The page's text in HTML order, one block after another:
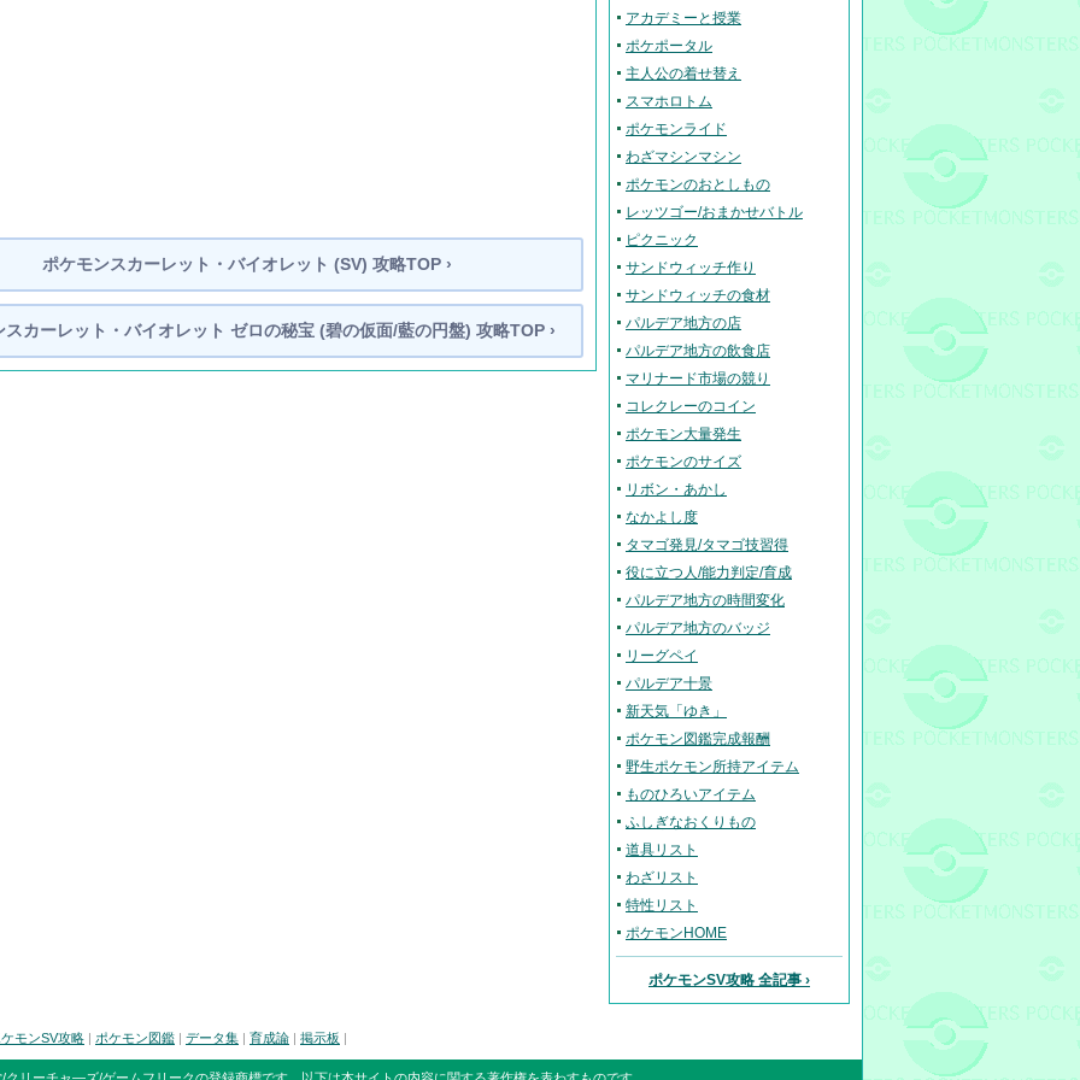
ポケモンスカーレット・バイオレット (SV) 攻略TOP ›
スカーレット・バイオレット ゼロの秘宝 (碧の仮面/藍の円盤) 攻略TOP ›
アカデミーと授業
ポケポータル
主人公の着せ替え
スマホロトム
ポケモンライド
わざマシンマシン
ポケモンのおとしもの
レッツゴー/おまかせバトル
ピクニック
サンドウィッチ作り
サンドウィッチの食材
パルデア地方の店
パルデア地方の飲食店
マリナード市場の競り
コレクレーのコイン
ポケモン大量発生
ポケモンのサイズ
リボン・あかし
なかよし度
タマゴ発見/タマゴ技習得
役に立つ人/能力判定/育成
パルデア地方の時間変化
パルデア地方のバッジ
リーグペイ
パルデア十景
新天気「ゆき」
ポケモン図鑑完成報酬
野生ポケモン所持アイテム
ものひろいアイテム
ふしぎなおくりもの
道具リスト
わざリスト
特性リスト
ポケモンHOME
ポケモンSV攻略 全記事 ›
モンSV攻略 | ポケモン図鑑 | データ集 | 育成論 | 掲示板 |